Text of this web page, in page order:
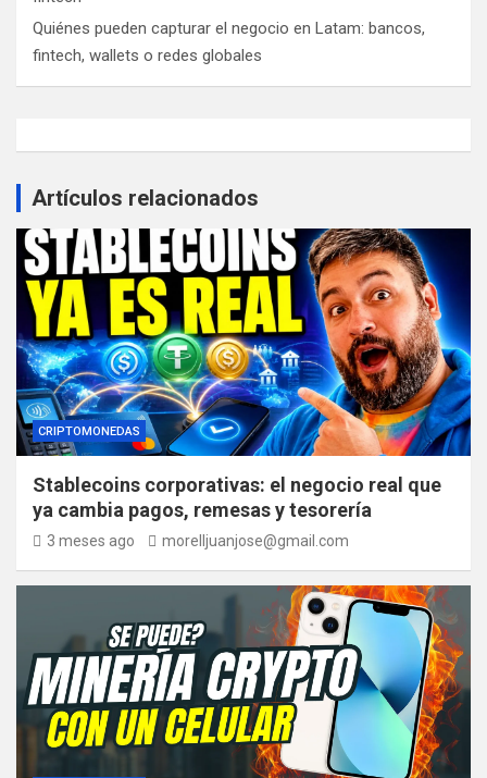
Quiénes pueden capturar el negocio en Latam: bancos,
fintech, wallets o redes globales
Artículos relacionados
CRIPTOMONEDAS
Stablecoins corporativas: el negocio real que
ya cambia pagos, remesas y tesorería
3 meses ago morelljuanjose@gmail.com